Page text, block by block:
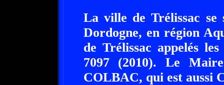
La ville de Trélissac se
Dordogne, en région
de Trélissac appelés
7097 (2010). Le
COLBAC, qui est aussi